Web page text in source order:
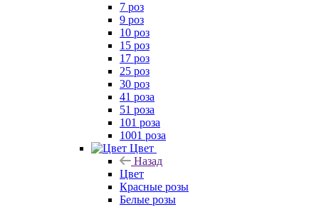
7 роз
9 роз
10 роз
15 роз
17 роз
25 роз
30 роз
41 роза
51 роза
101 роза
1001 роза
Цвет
Назад
Цвет
Красные розы
Белые розы